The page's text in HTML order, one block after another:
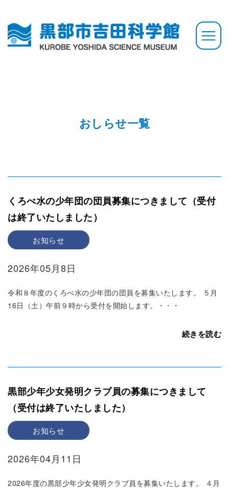
おしらせ一覧
くろべ水の少年団の団員募集につきまして（受付
は終了いたしました）
お知らせ
2026年05月8日
令和８年度のくろべ水の少年団の団員を募集いたします。 ５月
16日（土）午前９時から受付を開始します。・・・
続きを読む
黒部少年少女発明クラブ員の募集につきまして
（受付は終了いたしました）
お知らせ
2026年04月11日
2026年度の黒部少年少女発明クラブ員を募集いたします。 ４月